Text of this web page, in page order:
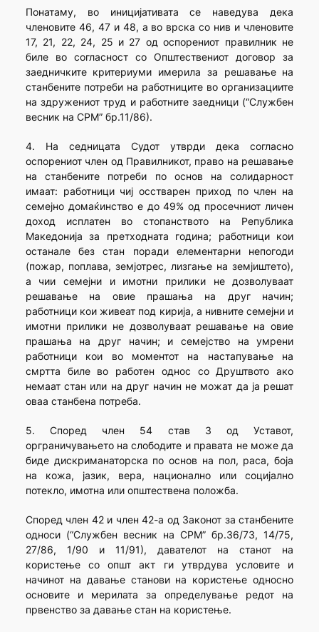
Понатаму, во иницијативата се наведува дека
членовите 46, 47 и 48, а во врска со нив и членовите
17, 21, 22, 24, 25 и 27 од оспорениот правилник не
биле во согласност со Општествениот договор за
заедничките критериуми имерила за решавање на
станбените потреби на работниците во организациите
на здружениот труд и работните заедници (“Службен
весник на СРМ” бр.11/86).
4. На седницата Судот утврди дека согласно
оспорениот член од Правилникот, право на решавање
на станбените потреби по основ на солидарност
имаат: работници чиј осстварен приход по член на
семејно домаќинство е до 49% од просечниот личен
доход исплатен во стопанството на Република
Македонија за претходната година; работници кои
останале без стан поради елементарни непогоди
(пожар, поплава, земјотрес, лизгање на земјиштето),
а чии семејни и имотни прилики не дозволуваат
решавање на овие прашања на друг начин;
работници кои живеат под кирија, а нивните семејни и
имотни прилики не дозволуваат решавање на овие
прашања на друг начин; и семејство на умрени
работници кои во моментот на настапување на
смртта биле во работен однос со Друштвото ако
немаат стан или на друг начин не можат да ја решат
оваа станбена потреба.
5. Според член 54 став 3 од Уставот,
орграничувањето на слободите и правата не може да
биде дискриманаторска по основ на пол, раса, боја
на кожа, јазик, вера, национално или социјално
потекло, имотна или општествена положба.
Според член 42 и член 42-а од Законот за станбените
односи (“Службен весник на СРМ” бр.36/73, 14/75,
27/86, 1/90 и 11/91), давателот на станот на
користење со општ акт ги утврдува условите и
начинот на давање станови на користење односно
основите и мерилата за определување редот на
првенство за давање стан на користење.